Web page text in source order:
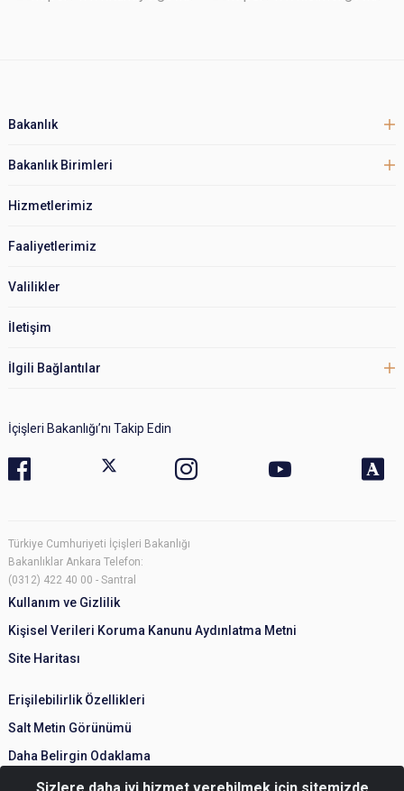
Bakanlık
Bakanlık Birimleri
Hizmetlerimiz
Faaliyetlerimiz
Valilikler
İletişim
İlgili Bağlantılar
İçişleri Bakanlığı’nı Takip Edin
Türkiye Cumhuriyeti İçişleri Bakanlığı
Bakanlıklar Ankara Telefon:
(0312) 422 40 00 - Santral
Kullanım ve Gizlilik
Kişisel Verileri Koruma Kanunu Aydınlatma Metni
Site Haritası
Erişilebilirlik Özellikleri
Salt Metin Görünümü
Daha Belirgin Odaklama